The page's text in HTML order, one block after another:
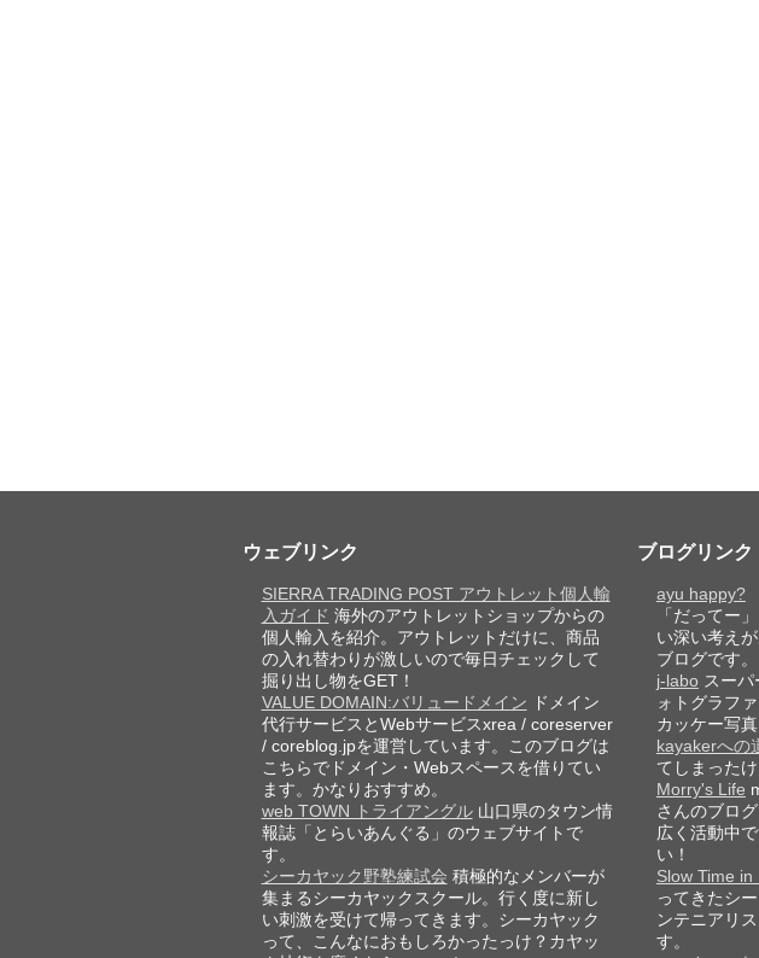
ウェブリンク
SIERRA TRADING POST アウトレット個人輸
入ガイド 海外のアウトレットショップからの
個人輸入を紹介。アウトレットだけに、商品
の入れ替わりが激しいので毎日チェックして
掘り出し物をGET！
VALUE DOMAIN:バリュードメイン ドメイン
代行サービスとWebサービスxrea / coreserver
/ coreblog.jpを運営しています。このブログは
こちらでドメイン・Webスペースを借りてい
ます。かなりおすすめ。
web TOWN トライアングル山口県のタウン情
報誌「とらいあんぐる」のウェブサイトで
す。
シーカヤック野塾練試会 積極的なメンバーが
集まるシーカヤックスクール。行く度に新し
い刺激を受けて帰ってきます。シーカヤック
って、こんなにおもしろかったっけ？カヤッ
ブログリンク
ayu happy?
「だってー
い深い考え
ブログです。
j-labo スー
ォトグラフ
カッケー写
kayakerへの
てしまった
Morry's Life
さんのブロ
広く活動中
い！
Slow Time in
ってきたシ
ンテニアリ
す。